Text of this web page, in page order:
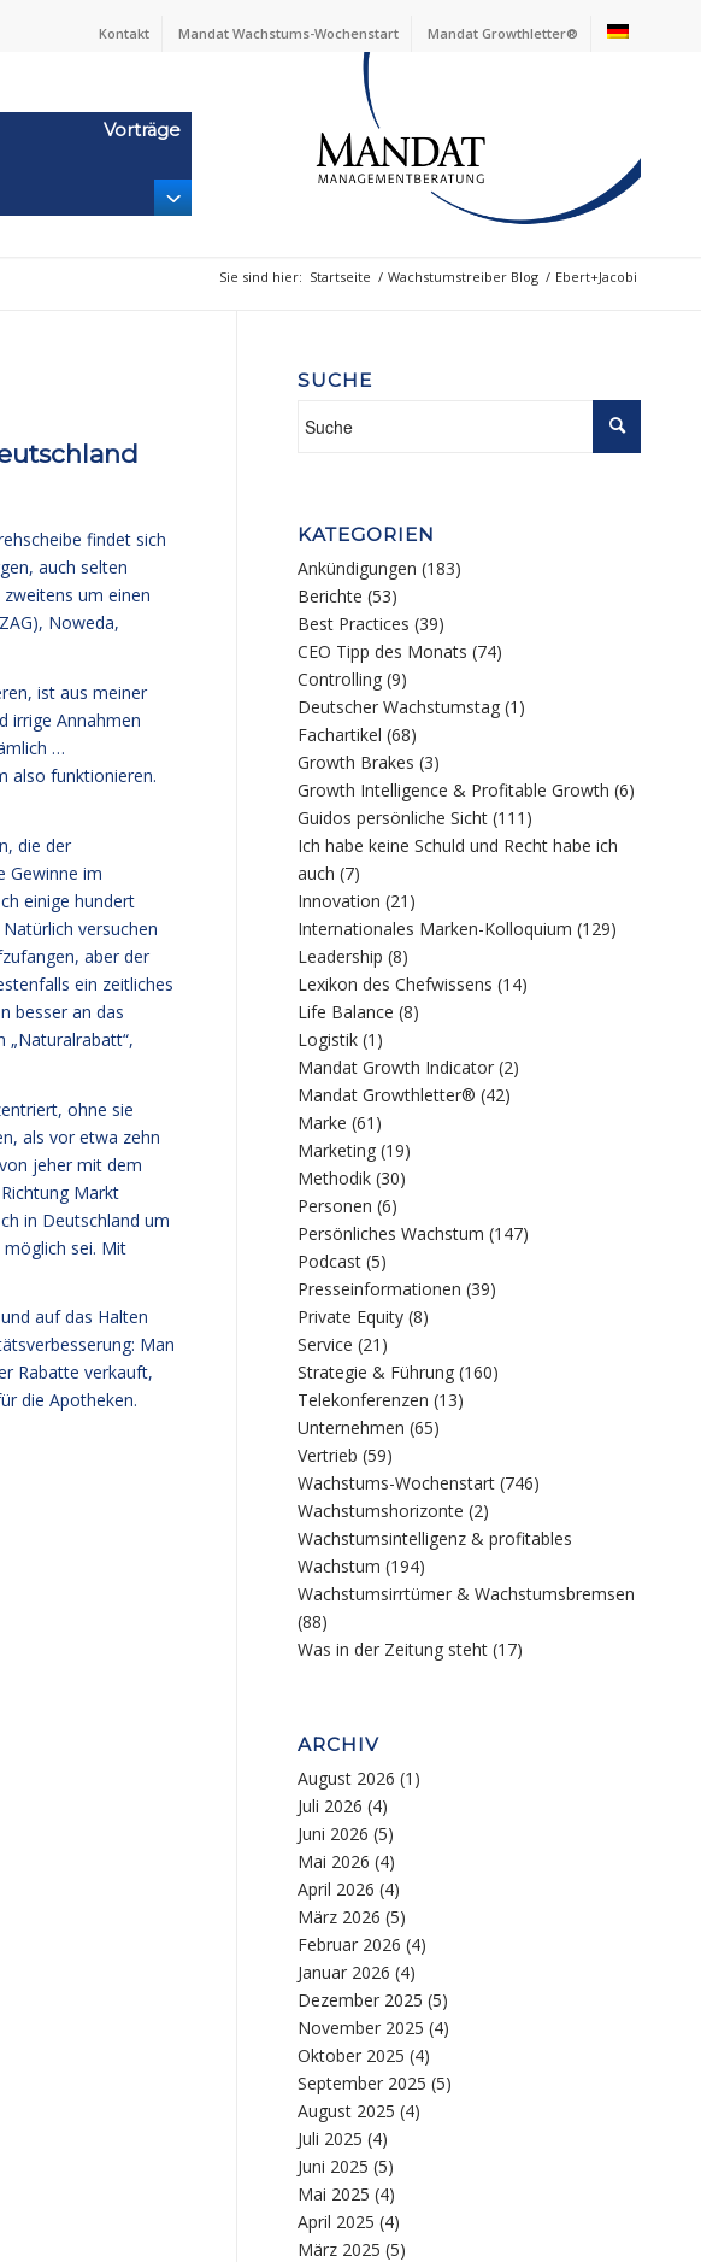
Kontakt Mandat Wachstums-Wochenstart Mandat Growthletter®
Vorträge
Sie sind hier: Startseite / Wachstumstreiber Blog / Ebert+Jacobi
findet sich
auch selten
um einen
Noweda,
ist aus meiner
irrige Annahmen
…
also funktionieren.
die der
Gewinne im
einige hundert
versuchen
aber der
ein zeitliches
besser an das
„Naturalrabatt“,
ohne sie
als vor etwa zehn
jeher mit dem
Markt
in Deutschland um
sei. Mit
auf das Halten
Man
Rabatte verkauft,
die Apotheken.
SUCHE
KATEGORIEN
Ankündigungen (183)
Berichte (53)
Best Practices (39)
CEO Tipp des Monats (74)
Controlling (9)
Deutscher Wachstumstag (1)
Fachartikel (68)
Growth Brakes (3)
Growth Intelligence & Profitable Growth (6)
Guidos persönliche Sicht (111)
Ich habe keine Schuld und Recht habe ich
auch (7)
Innovation (21)
Internationales Marken-Kolloquium (129)
Leadership (8)
Lexikon des Chefwissens (14)
Life Balance (8)
Logistik (1)
Mandat Growth Indicator (2)
Mandat Growthletter® (42)
Marke (61)
Marketing (19)
Methodik (30)
Personen (6)
Persönliches Wachstum (147)
Podcast (5)
Presseinformationen (39)
Private Equity (8)
Service (21)
Strategie & Führung (160)
Telekonferenzen (13)
Unternehmen (65)
Vertrieb (59)
Wachstums-Wochenstart (746)
Wachstumshorizonte (2)
Wachstumsintelligenz & profitables
Wachstum (194)
Wachstumsirrtümer & Wachstumsbremsen
(88)
Was in der Zeitung steht (17)
ARCHIV
August 2026 (1)
Juli 2026 (4)
Juni 2026 (5)
Mai 2026 (4)
April 2026 (4)
März 2026 (5)
Februar 2026 (4)
Januar 2026 (4)
Dezember 2025 (5)
November 2025 (4)
Oktober 2025 (4)
September 2025 (5)
August 2025 (4)
Juli 2025 (4)
Juni 2025 (5)
Mai 2025 (4)
April 2025 (4)
März 2025 (5)